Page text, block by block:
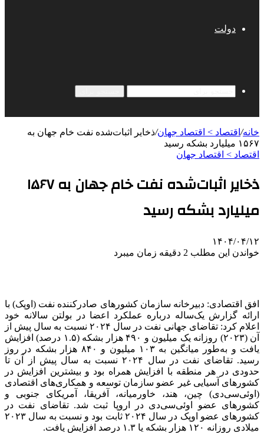
دولت
خانه/ اقتصاد > اقتصاد جهان/ذخایر اثبات‌شده نفت خام جهان به
۱۵۶۷ میلیارد بشکه رسید
اقتصاد > اقتصاد جهان
ذخایر اثبات‌شده نفت خام جهان به ۱۵۶۷
میلیارد بشکه رسید
۱۴۰۴/۰۴/۱۲
خواندن این مطلب 2 دقیقه زمان میبرد
افق اقتصادی: دبیرخانه سازمان کشورهای صادرکننده نفت (اوپک) با
ارائه گزارش یک‌ساله درباره عملکرد اعضا در بولتن سالانه خود
اعلام کرد: تقاضای جهانی نفت در سال ۲۰۲۴ نسبت به سال پیش از
آن (۲۰۲۳) روزانه یک میلیون و ۴۹۰ هزار بشکه (۱.۵ درصد) افزایش
یافت و به‌طور میانگین به ۱۰۳ میلیون و ۸۴۰ هزار بشکه در روز
رسید. تقاضای نفت در سال ۲۰۲۴ نسبت به سال پیش از آن تا
حدودی در هر منطقه با افزایش همراه بود و بیشترین افزایش در
کشورهای آسیایی غیر عضو سازمان توسعه و همکاری‌های اقتصادی
( اوئی‌سی‌دی) چین، هند، خاورمیانه، آفریقا، آمریکای جنوبی و
کشورهای عضو
اوئی‌سی‌دی در اروپا ثبت شد. تقاضای نفت در
کشورهای عضو اوپک در سال ۲۰۲۴ ثابت بود و نسبت به سال ۲۰۲۳
میلادی روزانه ۱۲۰ هزار بشکه یا ۱.۳ درصد افزایش یافت.